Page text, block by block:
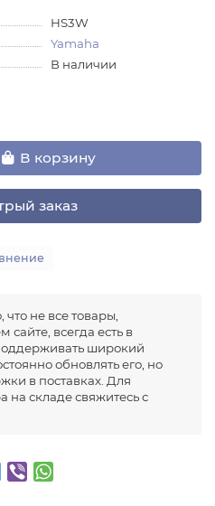
HS3W
Yamaha
В наличии
В корзину
заказ
не все товары,
всегда есть в
широкий
обновлять его, но
в поставках. Для
на складе свяжитесь с